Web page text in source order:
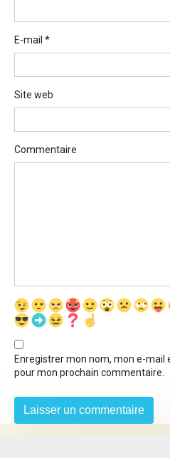
E-mail *
Site web
Commentaire
Enregistrer mon nom, mon e-
pour mon prochain commentaire.